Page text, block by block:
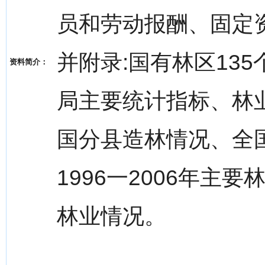
资料简介：
员和劳动报酬、固
并附录:国有林区135
局主要统计指标、林
国分县造林情况、
1996一2006年主要
林业情况。